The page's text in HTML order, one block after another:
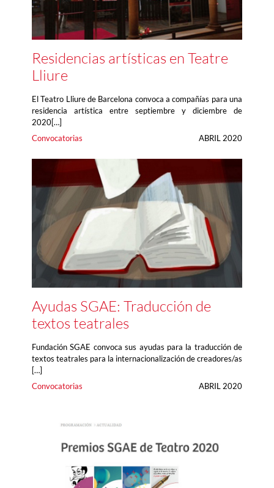
Residencias artísticas en Teatre
Lliure
El Teatro Lliure de Barcelona convoca a compañías para una
residencia artística entre septiembre y diciembre de
2020[…]
Convocatorias
ABRIL 2020
Ayudas SGAE: Traducción de
textos teatrales
Fundación SGAE convoca sus ayudas para la traducción de
textos teatrales para la internacionalización de creadores/as
[…]
Convocatorias
ABRIL 2020